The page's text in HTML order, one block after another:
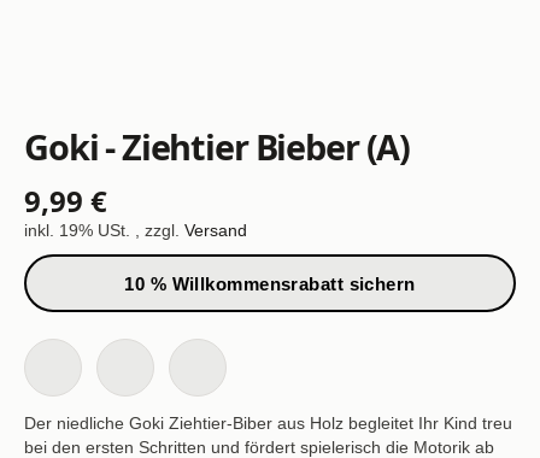
Goki - Ziehtier Bieber (A)
9,99 €
inkl. 19% USt. , zzgl. Versand
10 % Willkommensrabatt sichern
Der niedliche Goki Ziehtier-Biber aus Holz begleitet Ihr Kind treu
bei den ersten Schritten und fördert spielerisch die Motorik ab